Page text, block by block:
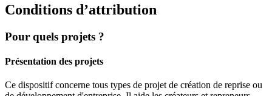
Conditions d’attribution
Pour quels projets ?
Présentation des projets
Ce dispositif concerne tous types de projet de création de reprise ou